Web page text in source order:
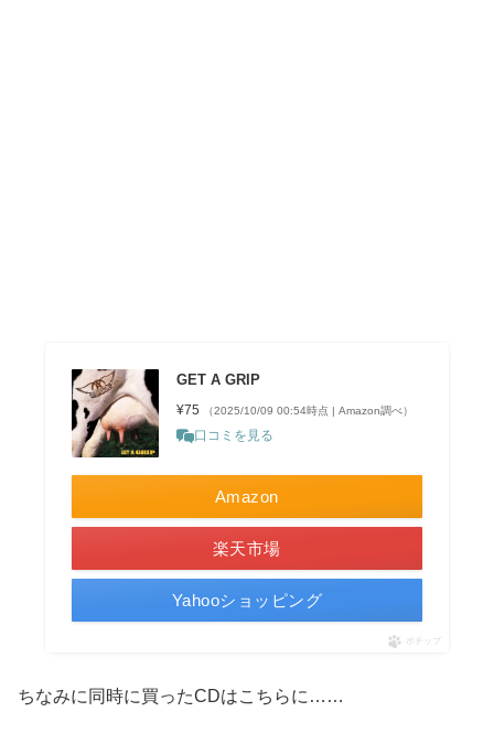
GET A GRIP
¥75 （2025/10/09 00:54時点 | Amazon調べ）
口コミを見る
Amazon
楽天市場
Yahooショッピング
ポチップ
ちなみに同時に買ったCDはこちらに……